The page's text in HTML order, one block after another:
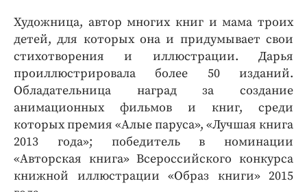
Художница, автор многих книг и мама троих
детей, для которых она и придумывает свои
стихотворения и иллюстрации. Дарья
проиллюстрировала более 50 изданий.
Обладательница наград за создание
анимационных фильмов и книг, среди
которых премия «Алые паруса», «Лучшая книга
2013 года»; победитель в номинации
«Авторская книга» Всероссийского конкурса
книжной иллюстрации «Образ книги» 2015